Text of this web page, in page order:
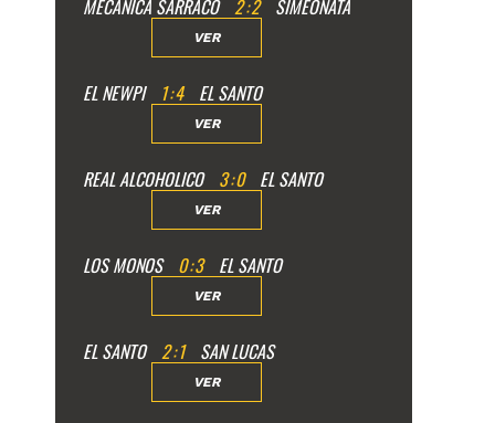
MECANICA SARRACO 2:2 SIMEONATA
VER
EL NEWPI 1:4 EL SANTO
VER
REAL ALCOHOLICO 3:0 EL SANTO
VER
LOS MONOS 0:3 EL SANTO
VER
EL SANTO 2:1 SAN LUCAS
VER